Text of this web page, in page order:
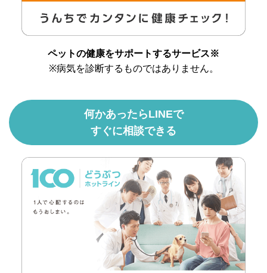
ペットの健康をサポートするサービス※
※病気を診断するものではありません。
何かあったらLINEで
すぐに相談できる